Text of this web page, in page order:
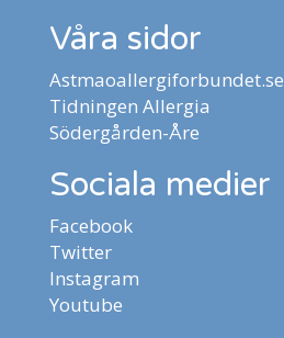
Våra sidor
Astmaoallergiforbundet.se
Tidningen Allergia
Södergården-Åre
Sociala medier
Facebook
Twitter
Instagram
Youtube